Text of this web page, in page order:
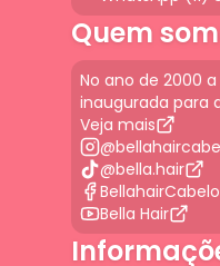
Quem
No ano de 2000
inaugurada para
Veja mais
@bella.hair
Bella Hair